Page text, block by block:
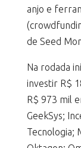
anjo e
de Seed
Na rodada
investir R$
R$ 973 mil
GeekSys;
Tecnologia;